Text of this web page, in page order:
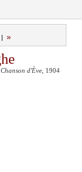
»
Chanson d'Ève , 1904